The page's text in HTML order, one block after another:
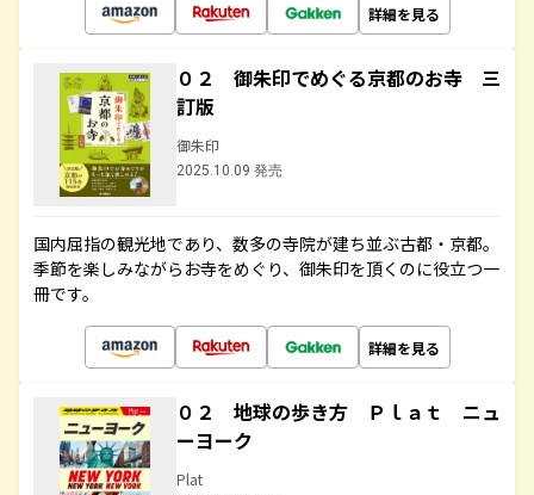
詳細を見る
０２ 御朱印でめぐる京都のお寺 三
訂版
御朱印
2025.10.09 発売
国内屈指の観光地であり、数多の寺院が建ち並ぶ古都・京都。
季節を楽しみながらお寺をめぐり、御朱印を頂くのに役立つ一
冊です。
詳細を見る
０２ 地球の歩き方 Ｐｌａｔ ニュ
ーヨーク
Plat